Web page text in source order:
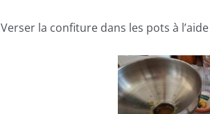
Verser la confiture dans les pots à